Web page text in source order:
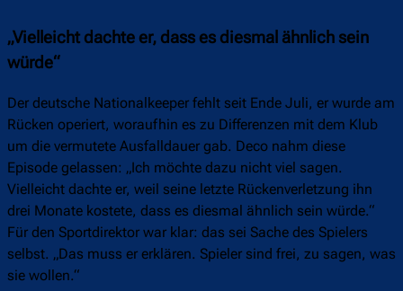
„Vielleicht dachte er, dass es diesmal ähnlich sein
würde“
Der deutsche Nationalkeeper fehlt seit Ende Juli, er wurde am
Rücken operiert, woraufhin es zu Differenzen mit dem Klub
um die vermutete Ausfalldauer gab. Deco nahm diese
Episode gelassen: „Ich möchte dazu nicht viel sagen.
Vielleicht dachte er, weil seine letzte Rückenverletzung ihn